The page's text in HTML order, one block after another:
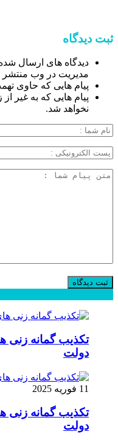
ثبت دیدگاه
دیدگاه های ارسال
مدیریت در وب منتشر
پیام هایی که حاوی
پیام هایی که به غیر
نخواهد شد.
تکذیب گمانه زنی
دولت
11 فوریه 2025
تکذیب گمانه زنی
دولت